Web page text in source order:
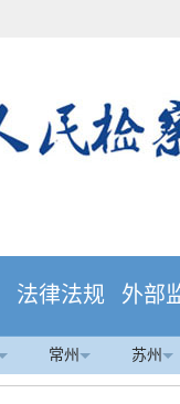
法律法规 外部
常州 苏州